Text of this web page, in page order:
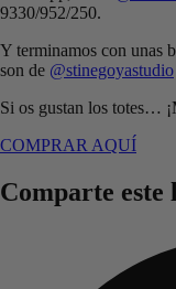
9330/952/250.
Y terminamos con unas
son de @stinegoyastudio
Si os gustan los totes…
COMPRAR AQUÍ
Comparte este